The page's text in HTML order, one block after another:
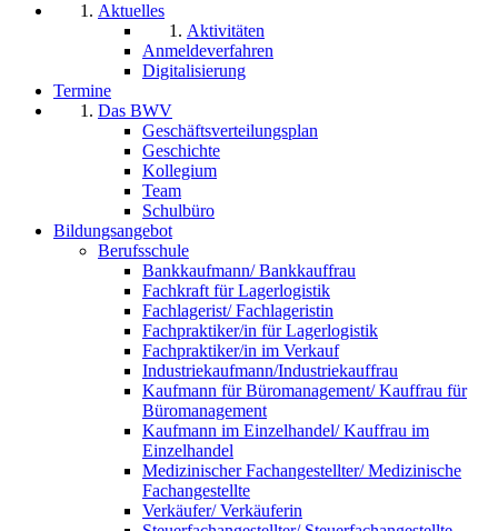
Aktuelles
Aktivitäten
Anmeldeverfahren
Digitalisierung
Termine
Das BWV
Geschäftsverteilungsplan
Geschichte
Kollegium
Team
Schulbüro
Bildungsangebot
Berufsschule
Bankkaufmann/ Bankkauffrau
Fachkraft für Lagerlogistik
Fachlagerist/ Fachlageristin
Fachpraktiker/in für Lagerlogistik
Fachpraktiker/in im Verkauf
Industriekaufmann/Industriekauffrau
Kaufmann für Büromanagement/ Kauffrau für
Büromanagement
Kaufmann im Einzelhandel/ Kauffrau im
Einzelhandel
Medizinischer Fachangestellter/ Medizinische
Fachangestellte
Verkäufer/ Verkäuferin